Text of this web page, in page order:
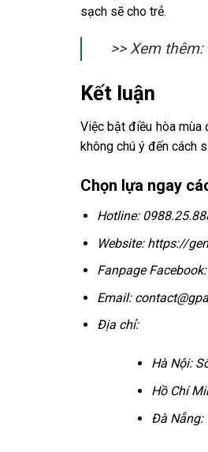
sạch sẽ cho trẻ.
>> Xem thêm:
Kết luận
Việc bật điều hòa mùa
không chú ý đến cách
Chọn lựa ngay
Hotline:
Website: https://
Fanpage Facebook:
Email:
Địa chỉ:
Hà Nội:
Hồ Chí
Đà Nẵng: